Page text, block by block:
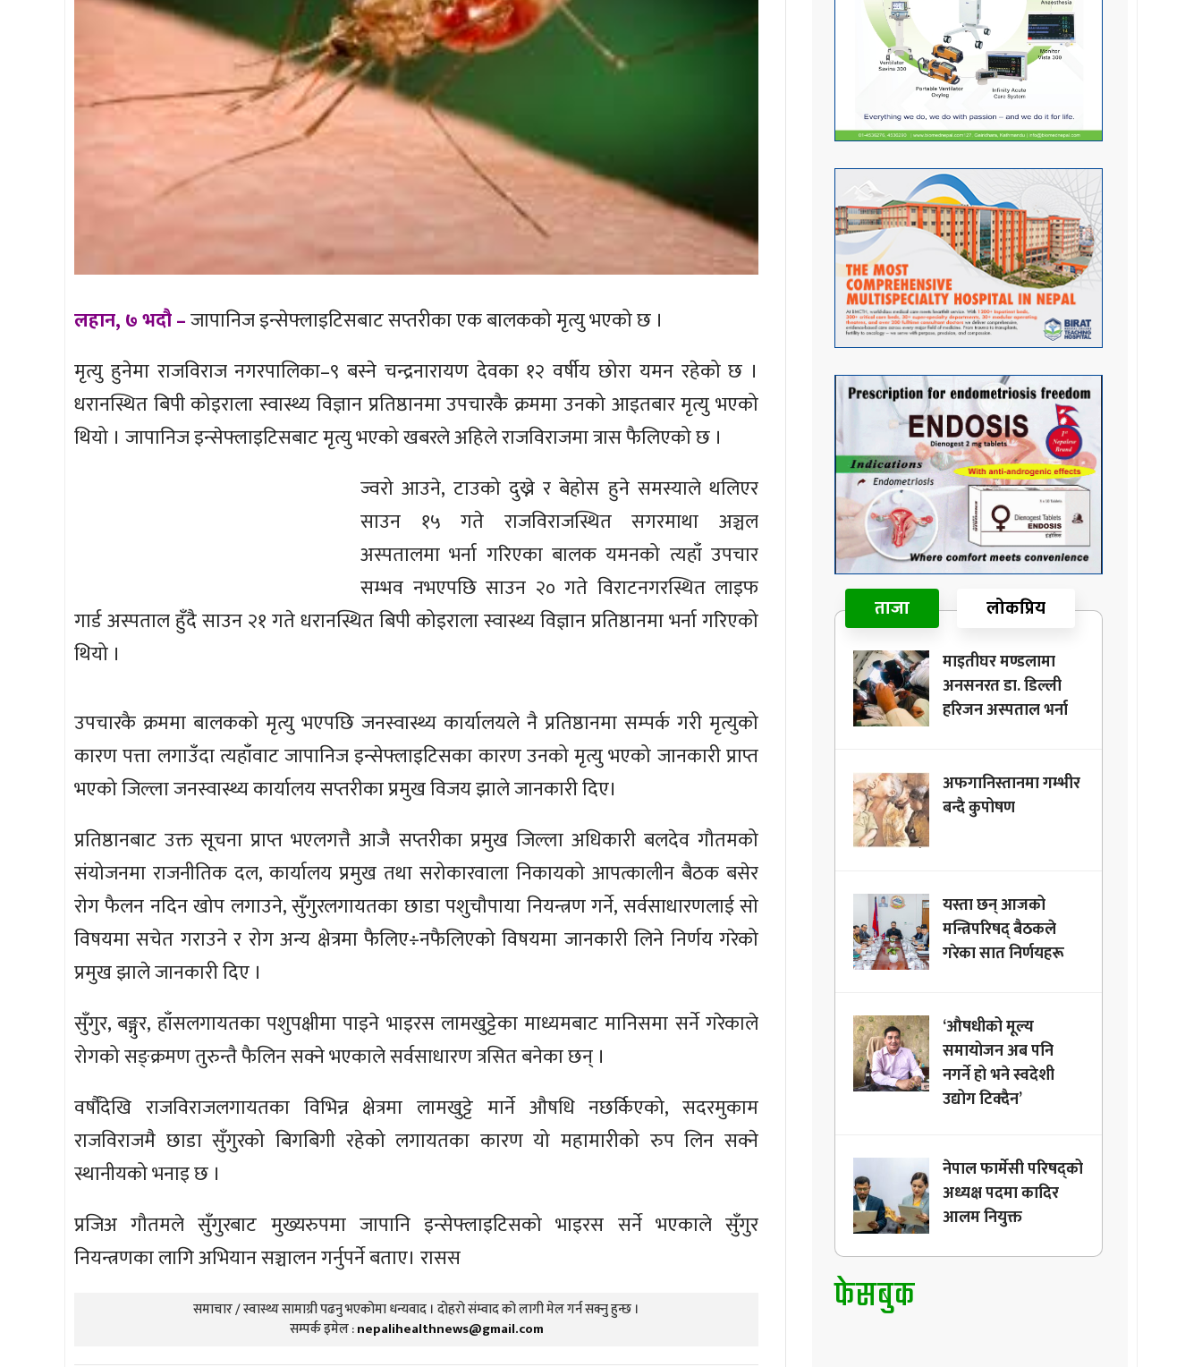
लहान, ७ भदौ –जापानिज इन्सेफ्लाइटिसबाट सप्तरीका एक बालकको मृत्यु भएको छ ।
मृत्यु हुनेमा राजविराज नगरपालिका–९ बस्ने चन्द्रनारायण देवका १२ वर्षीय छोरा यमन रहेको छ ।
धरानस्थित बिपी कोइराला स्वास्थ्य विज्ञान प्रतिष्ठानमा उपचारकै क्रममा उनको आइतबार मृत्यु भएको
थियो । जापानिज इन्सेफ्लाइटिसबाट मृत्यु भएको खबरले अहिले राजविराजमा त्रास फैलिएको छ ।
ज्वरो आउने, टाउको दुख्ने र बेहोस हुने समस्याले थलिएर
साउन १५ गते राजविराजस्थित सगरमाथा अञ्चल
अस्पतालमा भर्ना गरिएका बालक यमनको त्यहाँ उपचार
सम्भव नभएपछि साउन २० गते विराटनगरस्थित लाइफ
गार्ड अस्पताल हुँदै साउन २१ गते धरानस्थित बिपी कोइराला स्वास्थ्य विज्ञान प्रतिष्ठानमा भर्ना गरिएको
थियो ।
उपचारकै क्रममा बालकको मृत्यु भएपछि जनस्वास्थ्य कार्यालयले नै प्रतिष्ठानमा सम्पर्क गरी मृत्युको
कारण पत्ता लगाउँदा त्यहाँवाट जापानिज इन्सेफ्लाइटिसका कारण उनको मृत्यु भएको जानकारी प्राप्त
भएको जिल्ला जनस्वास्थ्य कार्यालय सप्तरीका प्रमुख विजय झाले जानकारी दिए।
प्रतिष्ठानबाट उक्त सूचना प्राप्त भएलगत्तै आजै सप्तरीका प्रमुख जिल्ला अधिकारी बलदेव गौतमको
संयोजनमा राजनीतिक दल, कार्यालय प्रमुख तथा सरोकारवाला निकायको आपत्कालीन बैठक बसेर
रोग फैलन नदिन खोप लगाउने, सुँगुरलगायतका छाडा पशुचौपाया नियन्त्रण गर्ने, सर्वसाधारणलाई सो
विषयमा सचेत गराउने र रोग अन्य क्षेत्रमा फैलिए÷नफैलिएको विषयमा जानकारी लिने निर्णय गरेको
प्रमुख झाले जानकारी दिए ।
सुँगुर, बङ्गुर, हाँसलगायतका पशुपक्षीमा पाइने भाइरस लामखुट्टेका माध्यमबाट मानिसमा सर्ने गरेकाले
रोगको सङ्क्रमण तुरुन्तै फैलिन सक्ने भएकाले सर्वसाधारण त्रसित बनेका छन् ।
वर्षौंदेखि राजविराजलगायतका विभिन्न क्षेत्रमा लामखुट्टे मार्ने औषधि नछर्किएको, सदरमुकाम
राजविराजमै छाडा सुँगुरको बिगबिगी रहेको लगायतका कारण यो महामारीको रुप लिन सक्ने
स्थानीयको भनाइ छ ।
प्रजिअ गौतमले सुँगुरबाट मुख्यरुपमा जापानि इन्सेफ्लाइटिसको भाइरस सर्ने भएकाले सुँगुर
नियन्त्रणका लागि अभियान सञ्चालन गर्नुपर्ने बताए। रासस
समाचार / स्वास्थ्य सामाग्री पढनु भएकोमा धन्यवाद । दोहरो संम्वाद को लागी मेल गर्न सक्नु हुन्छ ।
सम्पर्क इमेल :nepalihealthnews@gmail.com
ताजा लोकप्रिय
माइतीघर मण्डलामा
अनसनरत डा. डिल्ली
हरिजन अस्पताल भर्ना
अफगानिस्तानमा गम्भीर
बन्दै कुपोषण
यस्ता छन् आजको
मन्त्रिपरिषद् बैठकले
गरेका सात निर्णयहरू
‘औषधीको मूल्य
समायोजन अब पनि
नगर्ने हो भने स्वदेशी
उद्योग टिक्दैन’
नेपाल फार्मेसी परिषद्को
अध्यक्ष पदमा कादिर
आलम नियुक्त
फेसबुक